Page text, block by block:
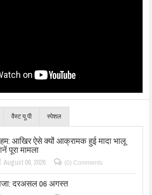
वैस्ट यू.पी स्पेशल
आखिर ऐसे क्यों आक्रामक हुई मादा भालू
पूरा मामला
August 06, 2026 (0) Comments
दरअसल 06 अगस्त